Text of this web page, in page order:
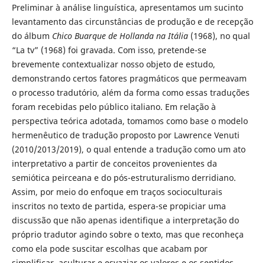
Preliminar à análise linguística, apresentamos um sucinto
levantamento das circunstâncias de produção e de recepção
do álbum Chico Buarque de Hollanda na Itália (1968), no qual
“La tv” (1968) foi gravada. Com isso, pretende-se
brevemente contextualizar nosso objeto de estudo,
demonstrando certos fatores pragmáticos que permeavam
o processo tradutório, além da forma como essas traduções
foram recebidas pelo público italiano. Em relação à
perspectiva teórica adotada, tomamos como base o modelo
hermenêutico de tradução proposto por Lawrence Venuti
(2010/2013/2019), o qual entende a tradução como um ato
interpretativo a partir de conceitos provenientes da
semiótica peirceana e do pós-estruturalismo derridiano.
Assim, por meio do enfoque em traços socioculturais
inscritos no texto de partida, espera-se propiciar uma
discussão que não apenas identifique a interpretação do
próprio tradutor agindo sobre o texto, mas que reconheça
como ela pode suscitar escolhas que acabam por